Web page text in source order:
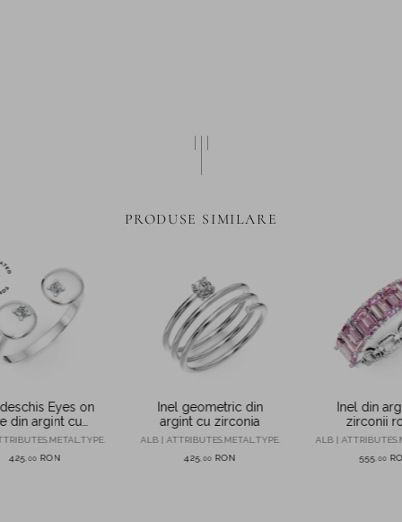
PRODUSE SIMILARE
Eyes on
din argint cu
de 0.07ct
425 ,00 RON
Inel geometric din
argint cu zirconia
ALB | ATTRIBUTES.METAL.TYPE.
425 ,00 RON
Inel din
zirconii
ALB |
555 00